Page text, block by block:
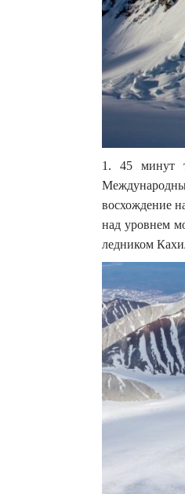
1. 45 минут
восхождение
над уровнем
ледником